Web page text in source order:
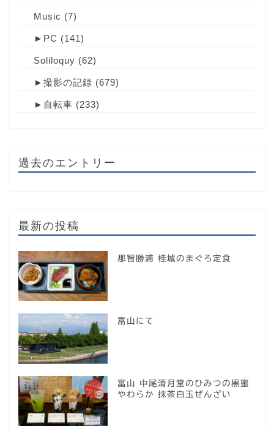
Music (7)
► PC (141)
Soliloquy (62)
► 撮影の記録 (679)
► 自転車 (233)
過去のエントリー
最新の投稿
那智勝浦 桂城のまぐろ定食
富山にて
富山 中尾清月堂のひみつの黒蜜
やわらか 抹茶白玉ぜんざい